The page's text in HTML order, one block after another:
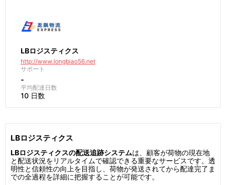
LBロジスティクス
http://www.longbiao56.net
サポート
-
平均配達日数
10 日数
LBロジスティクス
LBロジスティクスの配送追跡システムは、顧客が荷物の現在地
と配送状況をリアルタイムで確認できる重要なサービスです。透
明性と信頼性の向上を目指し、荷物が発送されてから配達完了ま
での全過程を詳細に把握することが可能です。